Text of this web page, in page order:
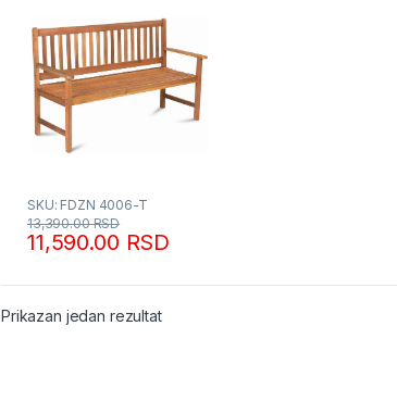
SKU: FDZN 4006-T
11,590.00 RSD
13,390.00RSD
Prikazan jedan rezultat